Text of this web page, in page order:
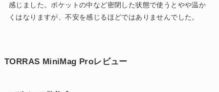
感じました。ポケットの中など密閉した状態で使うとやや温か
くはなりますが、不安を感じるほどではありませんでした。
TORRAS MiniMag Proレビュー